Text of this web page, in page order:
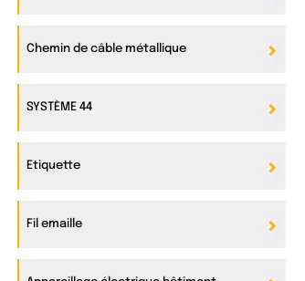
Chemin de câble métallique
SYSTÈME 44
Etiquette
Fil emaille